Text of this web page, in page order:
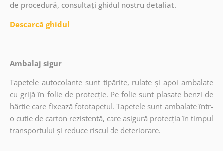
de procedură, consultați ghidul nostru detaliat.
Descarcă ghidul
Ambalaj sigur
Tapetele autocolante sunt tipărite, rulate și apoi ambalate
cu grijă în folie de protecție. Pe folie sunt plasate benzi de
hârtie care fixează fototapetul. Tapetele sunt ambalate într-
o cutie de carton rezistentă, care asigură protecția în timpul
transportului și reduce riscul de deteriorare.